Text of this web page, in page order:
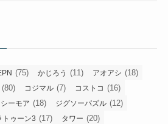
(75) かじろう (11) アオアシ (18)
(80) コジマル (7) コストコ (16)
シーモア (18) ジグソーパズル (12)
トゥーン3 (17) タワー (20)